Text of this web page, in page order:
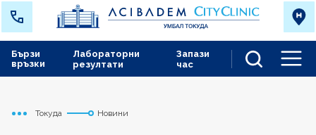
Лабораторни
резултати
Запази
час
Бързи
връзки
Начало
Токуда Новини